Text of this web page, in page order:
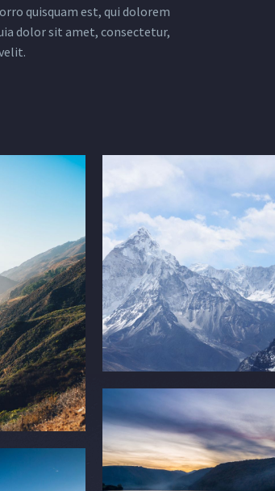
quisquam est, qui dolorem
dolor sit amet, consectetur,